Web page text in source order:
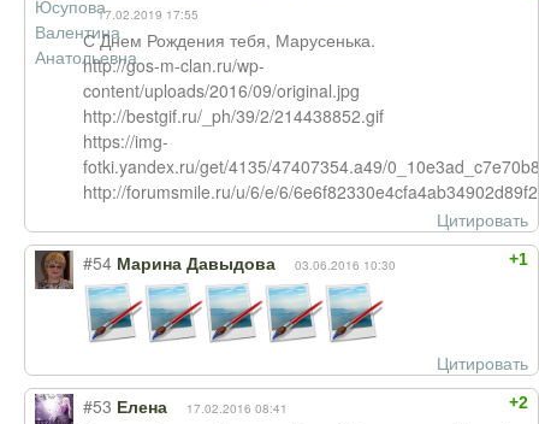
17.02.2019 17:55
С Днем Рождения тебя, Марусенька.
http://gos-m-clan.ru/wp-
content/uploads/2016/09/original.jpg
http://bestgif.ru/_ph/39/2/214438852.gif
https://img-
fotki.yandex.ru/get/4135/47407354.a49/
http://forumsmile.ru/u/6/e/6/
Цитировать
+1
#54 Марина Давыдова 03.06.2016 10:30
Цитировать
+2
#53 Елена 17.02.2016 08:41